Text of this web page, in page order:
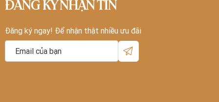
ĐĂNG KÝ NHẬN TIN
Đăng ký ngay! Để nhận thật nhiều ưu đãi